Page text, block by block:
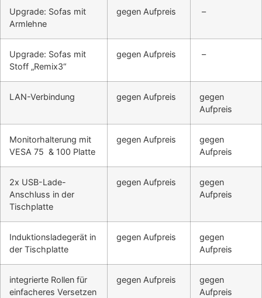
Upgrade: Sofas mit
Armlehne
gegen Aufpreis –
Upgrade: Sofas mit
Stoff „Remix3“
gegen Aufpreis –
LAN-Verbindung gegen Aufpreis
gegen
Aufpreis
Monitorhalterung mit
VESA 75 & 100 Platte
gegen Aufpreis
gegen
Aufpreis
2x USB-Lade-
Anschluss in der
Tischplatte
gegen Aufpreis
gegen
Aufpreis
Induktionsladegerät in
der Tischplatte
gegen Aufpreis
gegen
Aufpreis
integrierte Rollen für
einfacheres Versetzen
gegen Aufpreis
gegen
Aufpreis